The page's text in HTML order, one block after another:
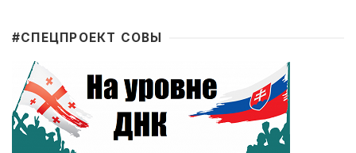
#CПЕЦПРОЕКТ СОВЫ